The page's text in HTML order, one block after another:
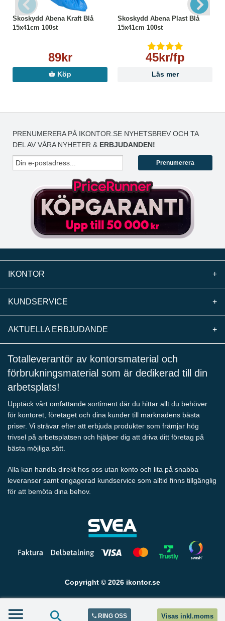
Skoskydd Abena Kraft Blå
15x41cm 100st
89kr
Köp
Skoskydd Abena Plast Blå
15x41cm 100st
45kr/fp
Läs mer
PRENUMERERA PÅ IKONTOR.SE NYHETSBREV OCH TA
DEL AV VÅRA NYHETER & ERBJUDANDEN!
Prenumerera
IKONTOR +
KUNDSERVICE +
AKTUELLA ERBJUDANDE +
Totalleverantör av kontorsmaterial och
förbrukningsmaterial som är dedikerad till din
arbetsplats!
Upptäck vårt omfattande sortiment där du hittar allt du behöver
för kontoret, företaget och dina kunder till marknadens bästa
priser. Vi strävar efter att erbjuda produkter som främjar hög
trivsel på arbetsplatsen och hjälper dig att driva ditt företag på
bästa möjliga sätt.
Alla kan handla direkt hos oss utan konto och lita på snabba
leveranser samt engagerad kundservice som alltid finns tillgänglig
för att bemöta dina behov.
Copyright © 2026 ikontor.se
RING OSS Visas inkl.moms